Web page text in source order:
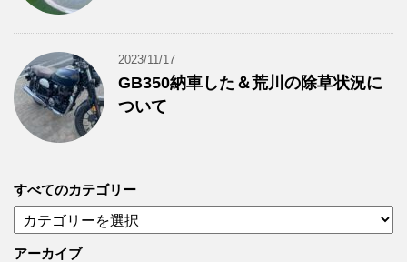
2023/11/17
GB350納車した＆荒川の除草状況に
ついて
すべてのカテゴリー
べ
て
アーカイブ